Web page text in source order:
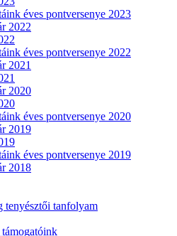
éves pontversenye 2023
2022
éves pontversenye 2022
2021
2020
éves pontversenye 2020
2019
éves pontversenye 2019
2018
tenyésztői tanfolyam